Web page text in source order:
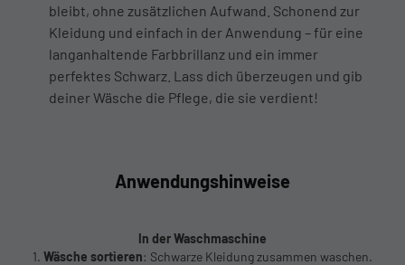
bleibt, ohne zusätzlichen Aufwand. Schonend zur
Kleidung und einfach in der Anwendung – für eine
langanhaltende Farbbrillanz und ein immer
perfektes Schwarz. Lass dich überzeugen und gib
deiner Wäsche die Pflege, die sie verdient!
Anwendungshinweise
In der Waschmaschine
1. Wäsche sortieren: Schwarze Kleidung zusammen waschen.